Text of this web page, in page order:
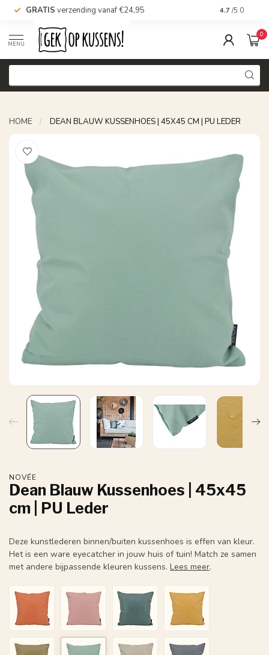
GRATIS verzending vanaf €24,95 Voor 16.00
4.7 /5.0
MENU
0
HOME / DEAN BLAUW KUSSENHOES | 45X45 CM | PU LEDER
NOVÉE
Dean Blauw Kussenhoes | 45x45
cm | PU Leder
Deze kunstlederen binnen/buiten kussenhoes is effen van kleur.
Het is een ware eyecatcher in jouw huis of tuin! Match ze samen
met andere bijpassende kleuren kussens. Lees meer.